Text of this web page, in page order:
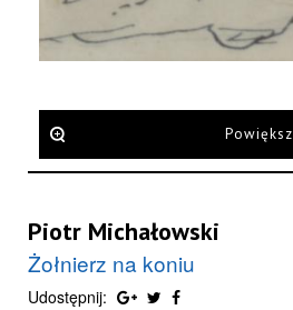
Powiększ
Piotr Michałowski
Żołnierz na koniu
Udostępnij: